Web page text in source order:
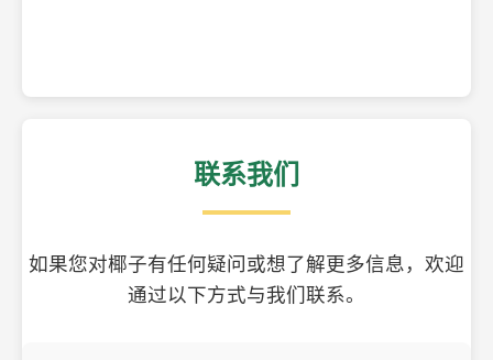
联系我们
如果您对椰子有任何疑问或想了解更多信息，欢迎
通过以下方式与我们联系。